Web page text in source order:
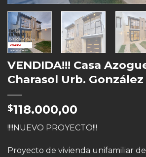
VENDIDA!!! Casa
Charasol Urb. González
$118.000,00
!!!!NUEVO PROYECTO!!!
Proyecto de vivienda unifamiliar de